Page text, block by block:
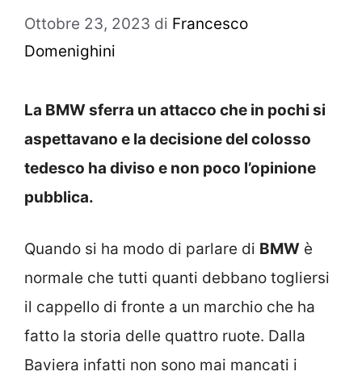
Ottobre 23, 2023 di Francesco
Domenighini
La BMW sferra un attacco che in pochi si
aspettavano e la decisione del colosso
tedesco ha diviso e non poco l’opinione
pubblica.
Quando si ha modo di parlare di BMW è
normale che tutti quanti debbano togliersi
il cappello di fronte a un marchio che ha
fatto la storia delle quattro ruote. Dalla
Baviera infatti non sono mai mancati i